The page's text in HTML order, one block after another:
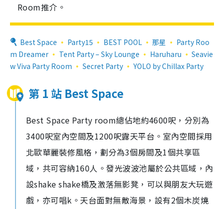
Room推介。
Best Space Party15 BEST POOL 那星
Party Roo
m Dreamer
Tent Party – Sky Lounge Haruharu
Seavie
w Viva Party Room
Secret Party YOLO by Chillax Party
第 1 站 Best Space
Best Space Party room總佔地約4600呎，分別為
3400呎室內空間及1200呎露天平台。室內空間採用
北歐華麗裝修風格，劃分為3個房間及1個共享區
域，共可容納160人。發光波波池屬於公共區域，內
設shake shake橋及激落無影凳，可以與朋友大玩遊
戲，亦可唱k。天台面對無敵海景，設有2個木炭燒